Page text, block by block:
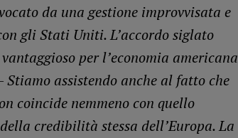
da una gestione improvvisata e
gli Stati Uniti. L’accordo siglato
per l’economia americana
Stiamo assistendo anche al fatto che
coincide nemmeno con quello
credibilità stessa dell’Europa. La